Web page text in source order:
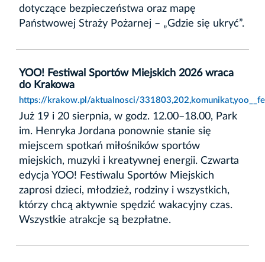
dotyczące bezpieczeństwa oraz mapę
Państwowej Straży Pożarnej – „Gdzie się ukryć”.
YOO! Festiwal Sportów Miejskich 2026 wraca
do Krakowa
https://krakow.pl/aktualnosci/
Już 19 i 20 sierpnia, w godz. 12.00–18.00, Park
im. Henryka Jordana ponownie stanie się
miejscem spotkań miłośników sportów
miejskich, muzyki i kreatywnej energii. Czwarta
edycja YOO! Festiwalu Sportów Miejskich
zaprosi dzieci, młodzież, rodziny i wszystkich,
którzy chcą aktywnie spędzić wakacyjny czas.
Wszystkie atrakcje są bezpłatne.